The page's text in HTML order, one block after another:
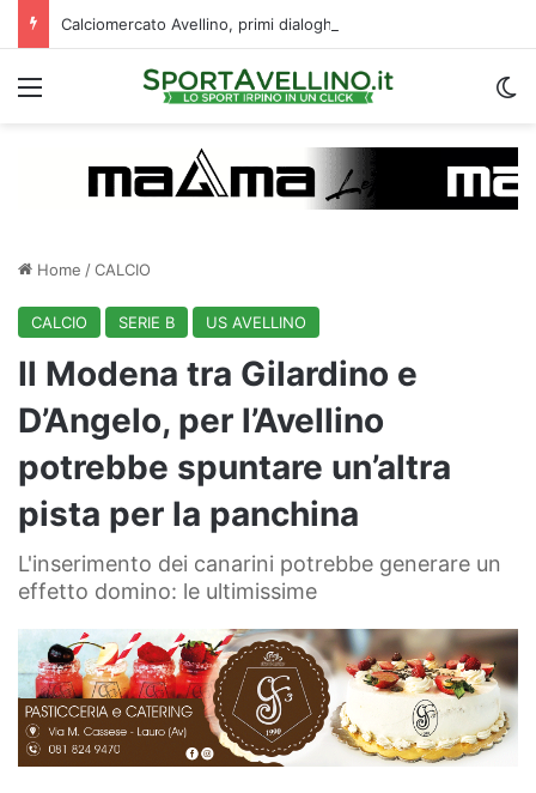
Menu
Home /CALCIO
CALCIO SERIE B US AVELLINO
Il Modena tra Gilardino e
D’Angelo, per l’Avellino
potrebbe spuntare un’altra
pista per la panchina
L'inserimento dei canarini potrebbe generare un
effetto domino: le ultimissime